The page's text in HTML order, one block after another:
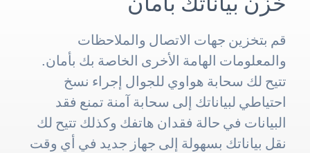
قم بتخزين جهات الاتصال والملاحظات
والمعلومات الهامة الأخرى الخاصة بك بأمان.
تتيح لك سحابة هواوي للجوال إجراء نسخ
احتياطي لبياناتك إلى سحابة آمنة تمنع فقد
البيانات في حالة فقدان هاتفك وكذلك تتيح لك
نقل بياناتك بسهولة إلى جهاز جديد في أي وقت